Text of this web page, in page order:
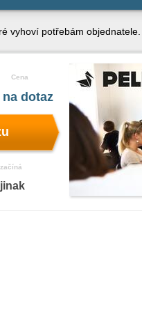
vyhoví potřebám
Cena
na dotaz
jinak